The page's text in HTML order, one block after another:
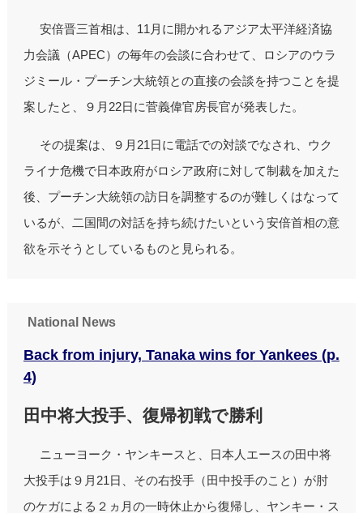
安倍晋三首相は、11月に開かれるアジア太平洋経済協
力会議（APEC）の毎年の会談に合わせて、ロシアのウラ
ジミール・プーチン大統領との直接の会談を持つことを提
案したと、９月22日に菅義偉官房長官が発表した。
その提案は、９月21日に電話での対談でなされ、ウク
ライナ危機で日本政府がロシア政府に対して制裁を加えた
後、プーチン大統領の訪日を調整するのが難しくはなって
いるが、二国間の対話を持ち続けたいという安倍首相の意
欲を示そうとしているものと見られる。
National News
Back from injury, Tanaka wins for Yankees (p.
4)
田中将大投手、復帰初戦で勝利
ニューヨーク・ヤンキースと、日本人エースの田中将
大投手は９月21日、その右投手（田中投手のこと）が肘
のケガによる２ヵ月の一時休止から復帰し、ヤンキー・ス